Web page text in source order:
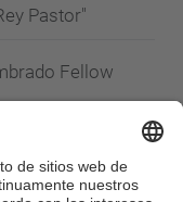
Pastor"
Fellow
el IBM Faculty